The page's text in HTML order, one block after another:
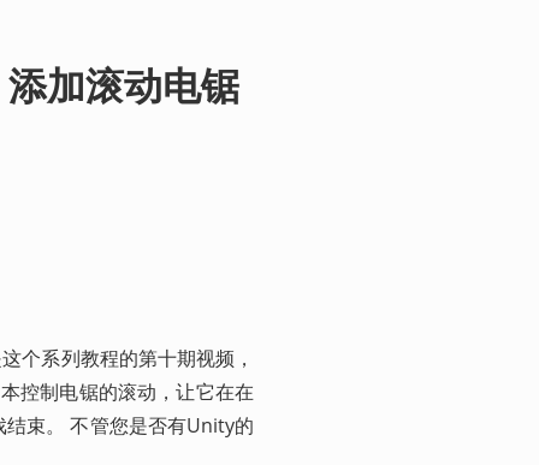
加滚动电锯
个系列教程的第十期视频，
控制电锯的滚动，让它在在
束。 不管您是否有Unity的